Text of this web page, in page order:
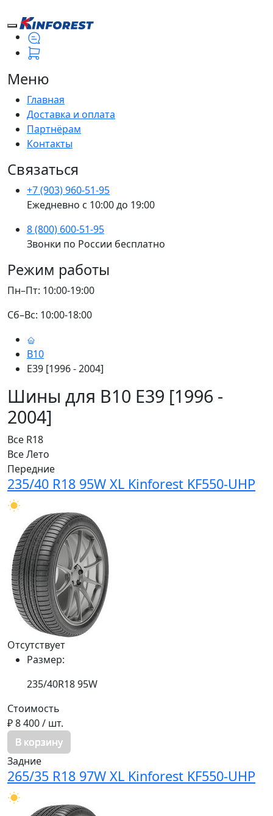
Меню
Главная
Доставка и оплата
Партнёрам
Контакты
Связаться
+7 (903) 960-51-95
Ежедневно с 10:00 до 19:00
8 (800) 600-51-95
Звонки по России бесплатно
Режим работы
Пн–Пт: 10:00-19:00
Сб–Вс: 10:00-18:00
B10
E39 [1996 - 2004]
Шины для B10 E39 [1996 -
2004]
Все R18
ВсеЛето
Передние
235/40 R18 95W XL Kinforest KF550-UHP
Отсутствует
Размер:
235/40R18 95W
Стоимость
₽ 8 400/ шт.
В корзину
Задние
265/35 R18 97W XL Kinforest KF550-UHP